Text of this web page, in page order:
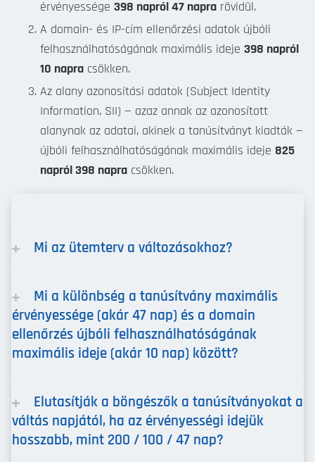
érvényessége 398 napról 47 napra rövidül.
A domain- és IP-cím ellenőrzési adatok újbóli
felhasználhatóságának maximális ideje 398 napról
10 napra csökken.
Az alany azonosítási adatok (Subject Identity
Information, SII) — azaz annak az azonosított
alanynak az adatai, akinek a tanúsítványt kiadták —
újbóli felhasználhatóságának maximális ideje 825
napról 398 napra csökken.
Mi az ütemterv a változásokhoz?
Mi a különbség a tanúsítvány maximális
érvényessége (akár 47 nap) és a domain
ellenőrzés újbóli felhasználhatóságának
maximális ideje (akár 10 nap) között?
Elutasítják a böngészők a tanúsítványokat a
váltás napjától, ha az érvényességi idejük
hosszabb, mint 200 / 100 / 47 nap?